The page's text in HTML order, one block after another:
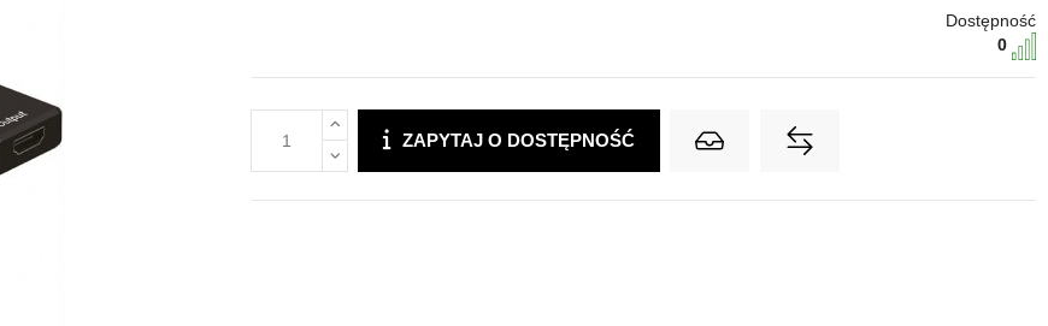
Dostępność
0
ZAPYTAJ O DOSTĘPNOŚĆ